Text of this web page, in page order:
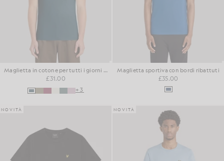
Maglietta in cotone per tutti i giorni con collo rotondo
£31.00
+3
Maglietta sportiva con bordi ribattuti
£35.00
NOVITÀ NOVITÀ